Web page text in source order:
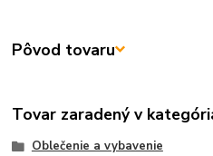
Pôvod tovaru
Tovar zaradený v
Oblečenie a vybavenie